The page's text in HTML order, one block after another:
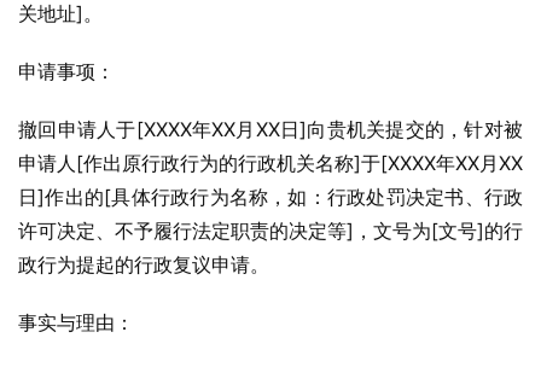
关地址]。
申请事项：
撤回申请人于[XXXX年XX月XX日]向贵机关提交的，针对被
申请人[作出原行政行为的行政机关名称]于[XXXX年XX月XX
日]作出的[具体行政行为名称，如：行政处罚决定书、行政
许可决定、不予履行法定职责的决定等]，文号为[文号]的行
政行为提起的行政复议申请。
事实与理由：